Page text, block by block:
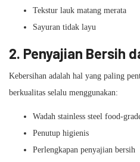
Tekstur lauk matang merata
Sayuran tidak layu
2. Penyajian Bersih
Kebersihan adalah hal yang paling
berkualitas selalu menggunakan:
Wadah stainless steel food-
Penutup higienis
Perlengkapan penyajian bersih